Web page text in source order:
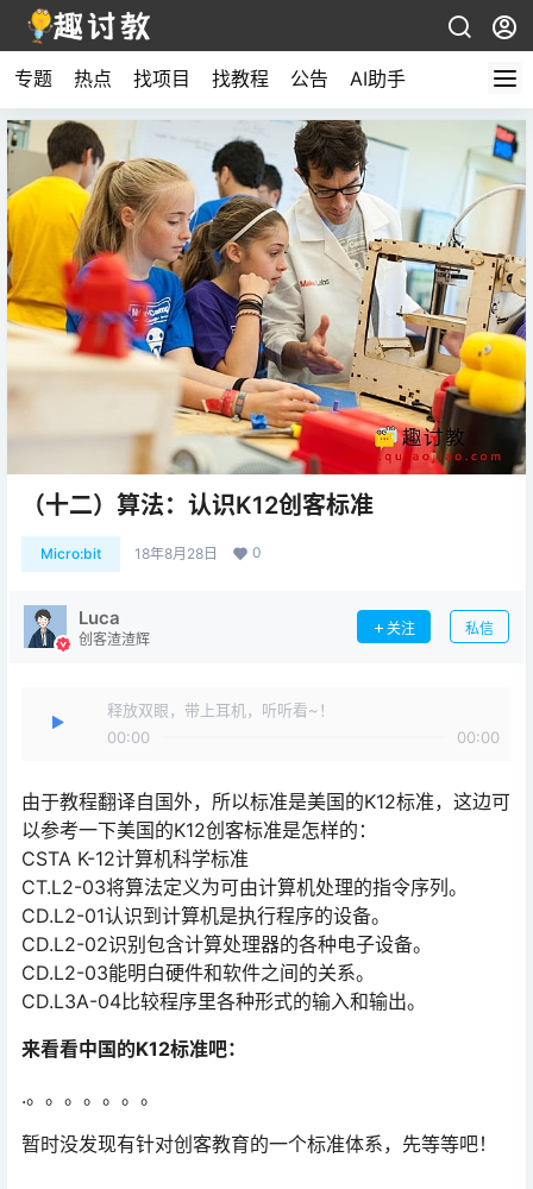
专题 热点 找项目 找教程 公告 AI助手
（十二）算法：认识K12创客标准
Micro:bit 18年8月28日 0
Luca
创客渣渣辉
关注 私信
释放双眼，带上耳机，听听看~！
00:00
00:00
由于教程翻译自国外，所以标准是美国的K12标准，这边可
以参考一下美国的K12创客标准是怎样的：
CSTA K-12计算机科学标准
CT.L2-03将算法定义为可由计算机处理的指令序列。
CD.L2-01认识到计算机是执行程序的设备。
CD.L2-02识别包含计算处理器的各种电子设备。
CD.L2-03能明白硬件和软件之间的关系。
CD.L3A-04比较程序里各种形式的输入和输出。
来看看中国的K12标准吧：
.。。。。。。。
暂时没发现有针对创客教育的一个标准体系，先等等吧！